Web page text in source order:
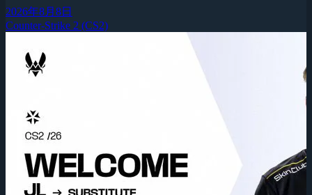
2026年8月8日
Counter-Strike 2 (CS2)